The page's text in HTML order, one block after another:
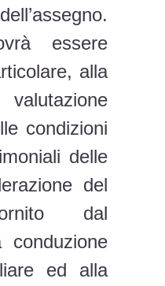
essere
alla
condizioni
delle
del
dal
conduzione
ed alla